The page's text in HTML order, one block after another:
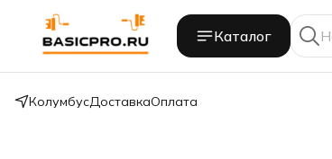
Каталог
КолумбусДоставкаОплата